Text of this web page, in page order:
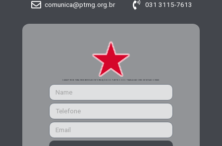
comunica@ptmg.org.br 031 3115-7613
CADASTRE-SE PARA RECEBER MAIS INFORMAÇÕES DO PARTIDO DOS TRABALHADORES DE MINAS GERAIS